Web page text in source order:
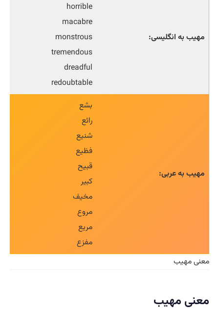
مهیب به انگلیسی:
horrible
macabre
monstrous
tremendous
dreadful
redoubtable
مهیب به عربی:
بشع
رائع
شنیع
فظیع
قبیح
کبیر
مخیف
مروع
مریع
مفزع
معنی مهیب
معنی مهیب